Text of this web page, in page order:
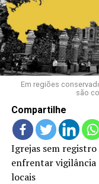
FINALIZAR COMPRA
HOME
LANÇAMENTOS
Em regiões
são
Compartilhe
Igrejas sem
enfrentar
locais